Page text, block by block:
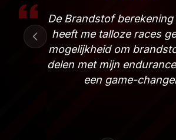
Ik heb elke overlay-
geprobeerd. RaceLab is
die echt professioneel
ontworpen